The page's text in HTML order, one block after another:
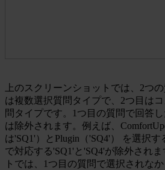
上のスクリーンショットでは、2つ
は複数選択質問タイプで、2つ目は
問タイプです。1つ目の質問で回答
は除外されます。例えば、
は'SQ1'）とPlugin（'SQ4'） を選択
で対応する'SQ1'と'SQ4'が除外され
トでは、1つ目の質問で選択されな